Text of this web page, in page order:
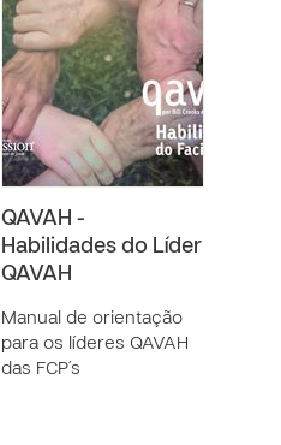
QAVAH -
Habilidades do Líder
QAVAH
Manual de orientação
para os líderes QAVAH
das FCP´s